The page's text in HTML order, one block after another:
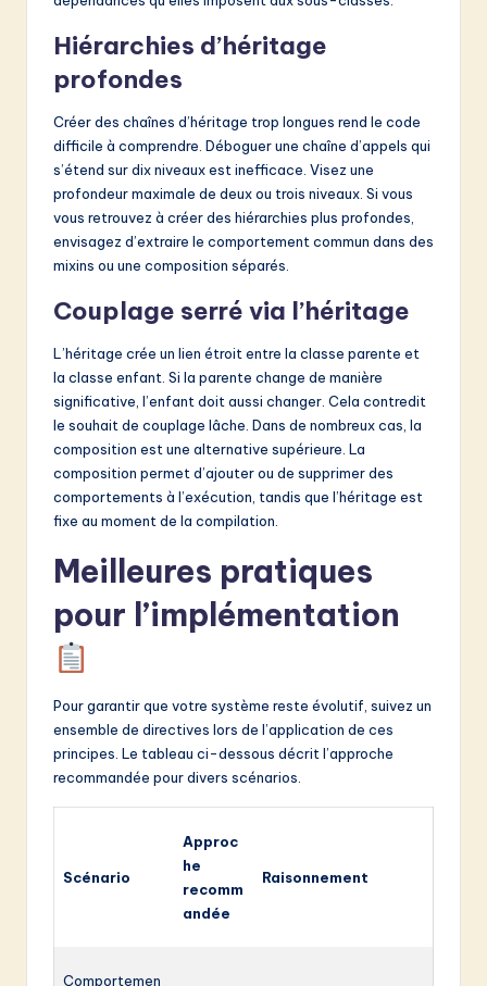
Hiérarchies d’héritage
profondes
Créer des chaînes d’héritage trop longues rend le code
difficile à comprendre. Déboguer une chaîne d’appels qui
s’étend sur dix niveaux est inefficace. Visez une
profondeur maximale de deux ou trois niveaux. Si vous
vous retrouvez à créer des hiérarchies plus profondes,
envisagez d’extraire le comportement commun dans des
mixins ou une composition séparés.
Couplage serré via l’héritage
L’héritage crée un lien étroit entre la classe parente et
la classe enfant. Si la parente change de manière
significative, l’enfant doit aussi changer. Cela contredit
le souhait de couplage lâche. Dans de nombreux cas, la
composition est une alternative supérieure. La
composition permet d’ajouter ou de supprimer des
comportements à l’exécution, tandis que l’héritage est
fixe au moment de la compilation.
Meilleures pratiques
pour l’implémentation
Pour garantir que votre système reste évolutif, suivez un
ensemble de directives lors de l’application de ces
principes. Le tableau ci-dessous décrit l’approche
recommandée pour divers scénarios.
Scénario
Approc
he
recomm
andée
Raisonnement
Comportemen